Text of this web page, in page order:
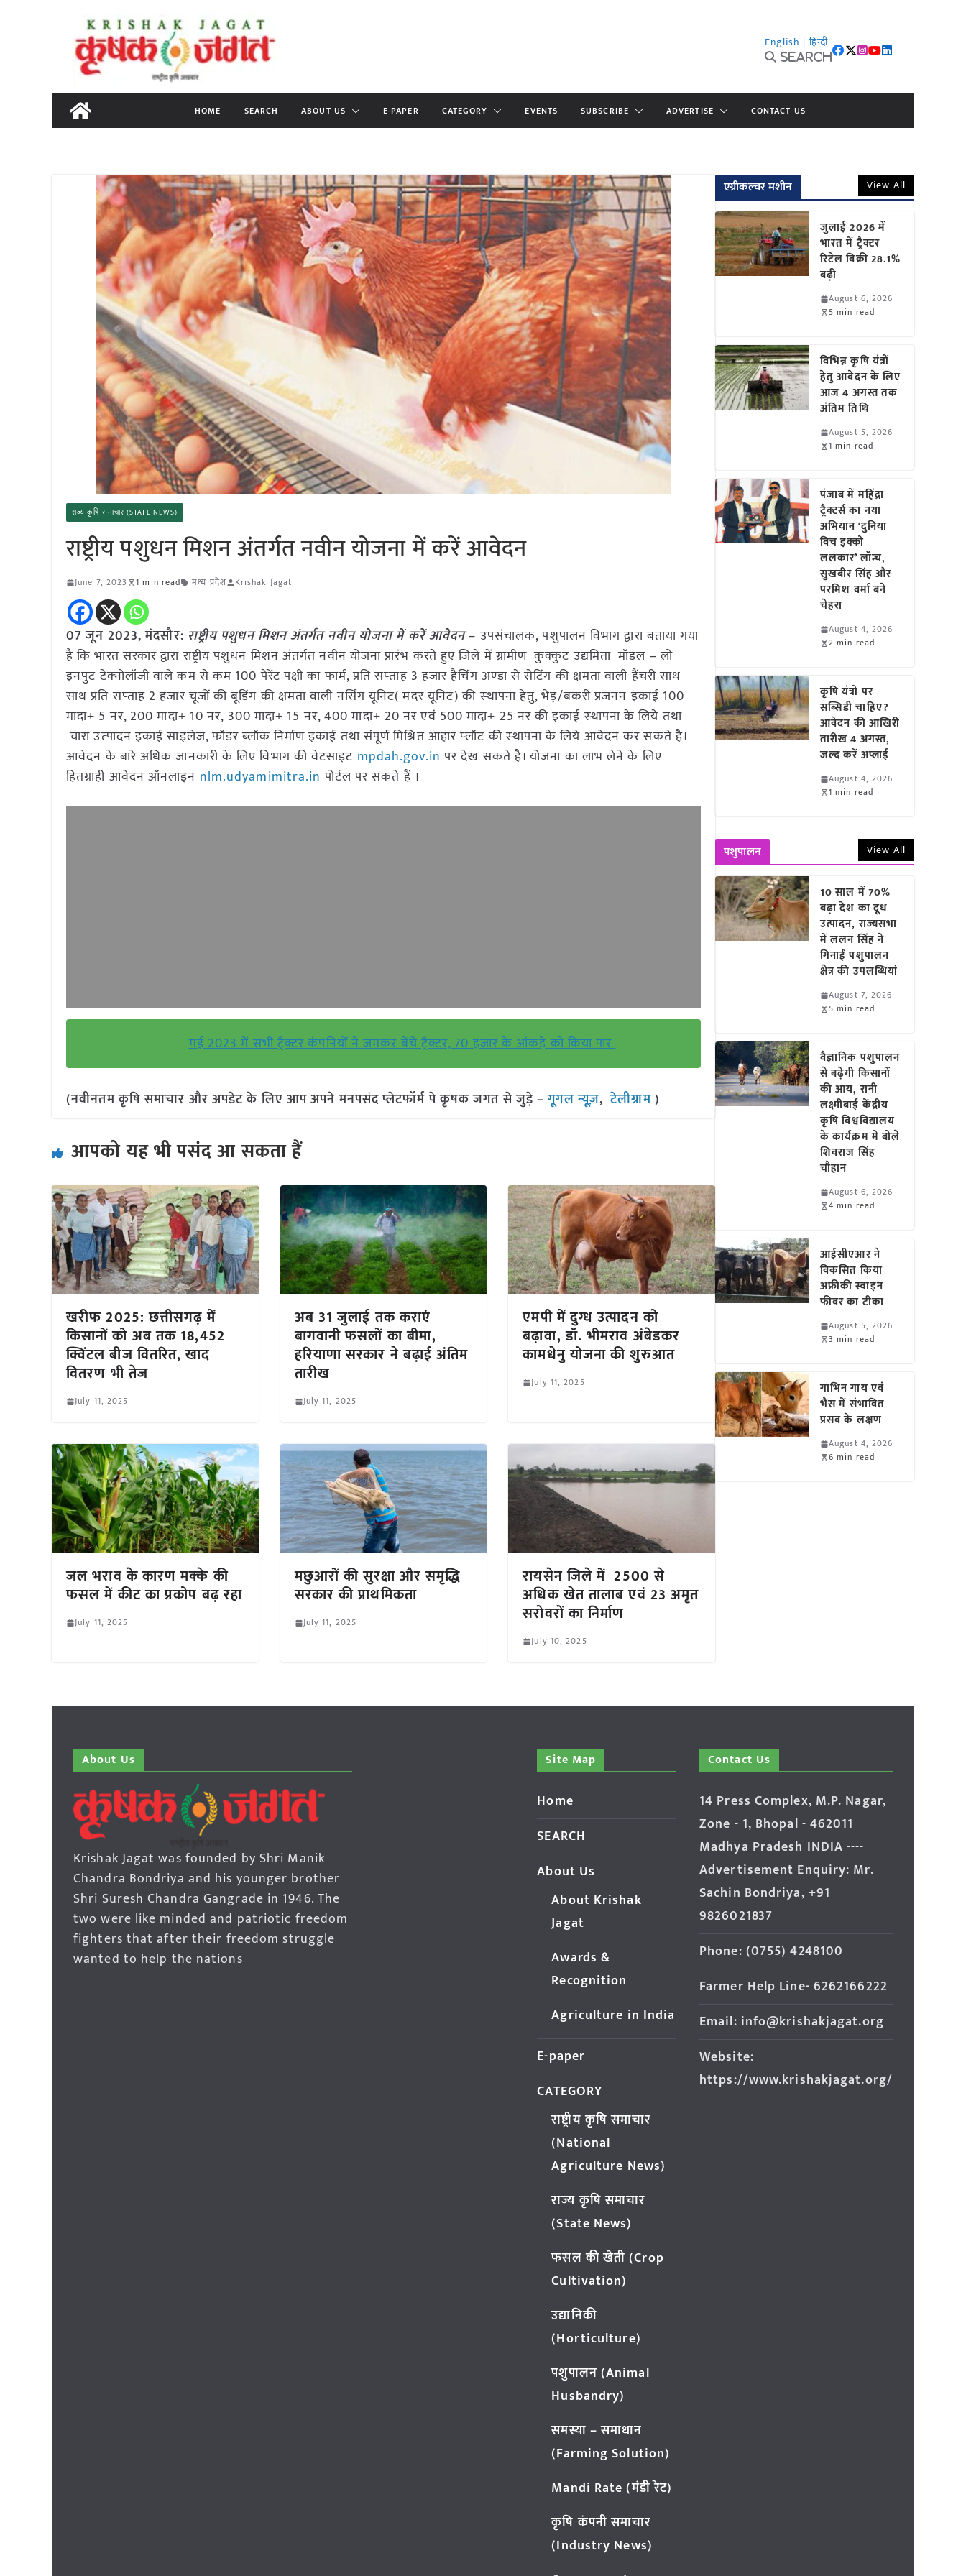
content
English | हिन्दी
Search
HOME SEARCH ABOUT US E-PAPER CATEGORY EVENTS SUBSCRIBE ADVERTISE CONTACT US
राज्य कृषि समाचार (STATE NEWS)
राष्ट्रीय पशुधन मिशन अंतर्गत नवीन योजना में करें आवेदन
June 7, 2023 1 min read मध्य प्रदेश Krishak Jagat
07 जून 2023,मंदसौर: राष्ट्रीय पशुधन मिशन अंतर्गत नवीन योजना में करें आवेदन– उपसंचालक, पशुपालन विभाग द्वारा बताया गया
है कि भारत सरकार द्वारा राष्ट्रीय पशुधन मिशन अंतर्गत नवीन योजना प्रारंभ करते हुए जिले में ग्रामीण कुक्कुट उद्यमिता मॉडल – लो
इनपुट टेक्‍नोलॉजी वाले कम से कम 100 पेरेंट पक्षी का फार्म, प्रति सप्‍ताह 3 हजार हैचिंग अण्‍डा से सेटिंग की क्षमता वाली हैंचरी साथ
साथ प्रति सप्‍ताह 2 हजार चूजों की बूडिंग की क्षमता वाली नर्सिंग यूनिट( मदर यूनिट) की स्‍थापना हेतु, भेड़/बकरी प्रजनन इकाई 100
मादा+ 5 नर, 200 मादा+ 10 नर, 300 मादा+ 15 नर, 400 मादा+ 20 नर एवं 500 मादा+ 25 नर की इकाई स्‍थापना के लिये तथा
चारा उत्‍पादन इकाई साइलेज, फॉडर ब्‍लॉक निर्माण इकाई तथा संपूर्ण मिश्रित आहार प्‍लॉट की स्‍थापना के लिये आवेदन कर सकते है।
आवेदन के बारे अधिक जानकारी के लिए विभाग की वेटसाइट mpdah.gov.in पर देख सकते है। योजना का लाभ लेने के लिए
हितग्राही आवेदन ऑनलाइन nlm.udyamimitra.in पोर्टल पर सकते हैं ।
मई 2023 में सभी ट्रैक्टर कंपनियों ने जमकर बेंचे ट्रैक्टर, 70 हजार के आंकड़े को किया पार
(नवीनतम कृषि समाचार और अपडेट के लिए आप अपने मनपसंद प्लेटफॉर्म पे कृषक जगत से जुड़े –गूगल न्यूज़,टेलीग्राम)
आपको यह भी पसंद आ सकता हैं
खरीफ 2025: छत्तीसगढ़ में
किसानों को अब तक 18,452
क्विंटल बीज वितरित, खाद
वितरण भी तेज
July 11, 2025
अब 31 जुलाई तक कराएं
बागवानी फसलों का बीमा,
हरियाणा सरकार ने बढ़ाई अंतिम
तारीख
July 11, 2025
एमपी में दुग्ध उत्पादन को
बढ़ावा, डॉ. भीमराव अंबेडकर
कामधेनु योजना की शुरुआत
July 11, 2025
जल भराव के कारण मक्के की
फसल में कीट का प्रकोप बढ़ रहा
July 11, 2025
मछुआरों की सुरक्षा और समृद्धि
सरकार की प्राथमिकता
July 11, 2025
रायसेन जिले में 2500 से
अधिक खेत तालाब एवं 23 अमृत
सरोवरों का निर्माण
July 10, 2025
एग्रीकल्चर मशीन View All
जुलाई 2026 में
भारत में ट्रैक्टर
रिटेल बिक्री 28.1%
बढ़ी
August 6, 2026
5 min read
विभिन्न कृषि यंत्रों
हेतु आवेदन के लिए
आज 4 अगस्त तक
अंतिम तिथि
August 5, 2026
1 min read
पंजाब में महिंद्रा
ट्रैक्टर्स का नया
अभियान ‘दुनिया
विच इक्को
ललकार’ लॉन्च,
सुखबीर सिंह और
परमिश वर्मा बने
चेहरा
August 4, 2026
2 min read
कृषि यंत्रों पर
सब्सिडी चाहिए?
आवेदन की आखिरी
तारीख 4 अगस्त,
जल्द करें अप्लाई
August 4, 2026
1 min read
पशुपालन View All
10 साल में 70%
बढ़ा देश का दूध
उत्पादन, राज्यसभा
में ललन सिंह ने
गिनाईं पशुपालन
क्षेत्र की उपलब्धियां
August 7, 2026
5 min read
वैज्ञानिक पशुपालन
से बढ़ेगी किसानों
की आय, रानी
लक्ष्मीबाई केंद्रीय
कृषि विश्वविद्यालय
के कार्यक्रम में बोले
शिवराज सिंह
चौहान
August 6, 2026
4 min read
आईसीएआर ने
विकसित किया
अफ्रीकी स्वाइन
फीवर का टीका
August 5, 2026
3 min read
गाभिन गाय एवं
भैंस में संभावित
प्रसव के लक्षण
August 4, 2026
6 min read
About Us
Krishak Jagat was founded by Shri Manik
Chandra Bondriya and his younger brother
Shri Suresh Chandra Gangrade in 1946. The
two were like minded and patriotic freedom
fighters that after their freedom struggle
wanted to help the nations
Site Map
Home
SEARCH
About Us
About Krishak
Jagat
Awards &
Recognition
Agriculture in India
E-paper
CATEGORY
राष्ट्रीय कृषि समाचार
(National
Agriculture News)
राज्य कृषि समाचार
(State News)
फसल की खेती (Crop
Cultivation)
उद्यानिकी
(Horticulture)
पशुपालन (Animal
Husbandry)
समस्या – समाधान
(Farming Solution)
Mandi Rate (मंडी रेट)
कृषि कंपनी समाचार
(Industry News)
Contact Us
14 Press Complex, M.P. Nagar,
Zone - 1, Bhopal - 462011
Madhya Pradesh INDIA ----
Advertisement Enquiry: Mr.
Sachin Bondriya, +91
9826021837
Phone: (0755) 4248100
Farmer Help Line- 6262166222
Email: info@krishakjagat.org
Website:
https://www.krishakjagat.org/